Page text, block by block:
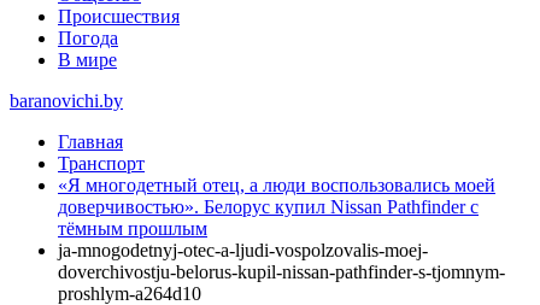
Происшествия
Погода
В мире
baranovichi.by
Главная
Транспорт
«Я многодетный отец, а люди воспользовались моей
доверчивостью». Белорус купил Nissan Pathfinder с
тёмным прошлым
ja-mnogodetnyj-otec-a-ljudi-vospolzovalis-moej-
doverchivostju-belorus-kupil-nissan-pathfinder-s-tjomnym-
proshlym-a264d10